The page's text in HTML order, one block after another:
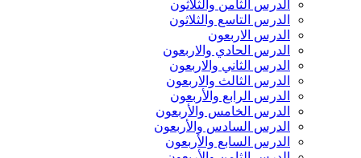
الدرس الثامن والثلاثون
الدرس التاسع والثلاثون
الدرس الاربعون
الدرس الحادي والاربعون
الدرس الثاني والاربعون
الدرس الثالث والاربعون
الدرس الرابع والأربعون
الدرس الخامس والأربعون
الدرس السادس والأربعون
الدرس السابع والأربعون